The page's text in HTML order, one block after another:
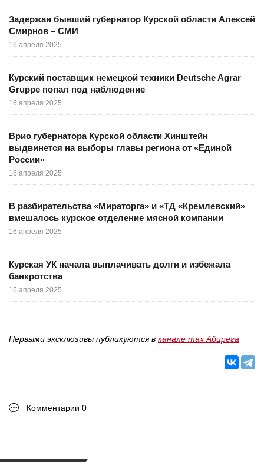
Задержан бывший губернатор Курской области Алексей
Смирнов – СМИ
16 апреля 2025
Курский поставщик немецкой техники Deutsche Agrar
Gruppе попал под наблюдение
16 апреля 2025
Врио губернатора Курской области Хинштейн
выдвинется на выборы главы региона от «Единой
России»
16 апреля 2025
В разбирательства «Мираторга» и «ТД «Кремлевский»
вмешалось курское отделение мясной компании
16 апреля 2025
Курская УК начала выплачивать долги и избежала
банкротства
15 апреля 2025
Первыми эксклюзивы публикуются в канале max Абирега
Комментарии 0